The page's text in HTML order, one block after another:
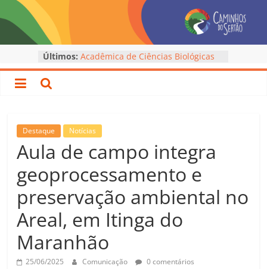
Pular
para
Últimos: Acadêmica de Ciências Biológicas
apresenta trabalho em Encontro
acadêmicos das Unidades
Avançadas em Imperatriz
8ª Jornada Integrativa encerra ciclo
formativo nas Unidades Avançadas
Acadêmico de Matemática da
premiado na VIII SAPIENS
Caminhos
Sertão
–
UEMASUL
Destaque Notícias
Aula de campo integra
geoprocessamento e
preservação ambiental no
Areal, em Itinga do
Maranhão
25/06/2025 Comunicação 0 comentários